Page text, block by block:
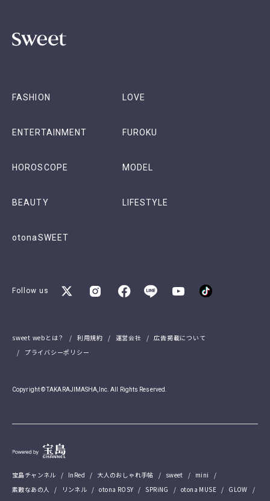
FASHION LOVE
ENTERTAINMENT FUROKU
HOROSCOPE MODEL
BEAUTY LIFESTYLE
otonaSWEET
Follow us
sweet webとは？ 利用規約 運営会社
広告掲載について
プライバシーポリシー
Copyright © TAKARAJIMASHA,Inc. All Rights Reserved.
宝島チャンネル InRed 大人のおしゃれ手帖 sweet
mini
素敵なあの人
リンネル otona ROSY SPRiNG otona MUSE
GLOW